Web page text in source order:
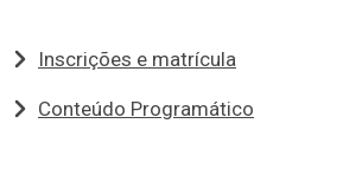
Inscrições e matrícula
Conteúdo Programático